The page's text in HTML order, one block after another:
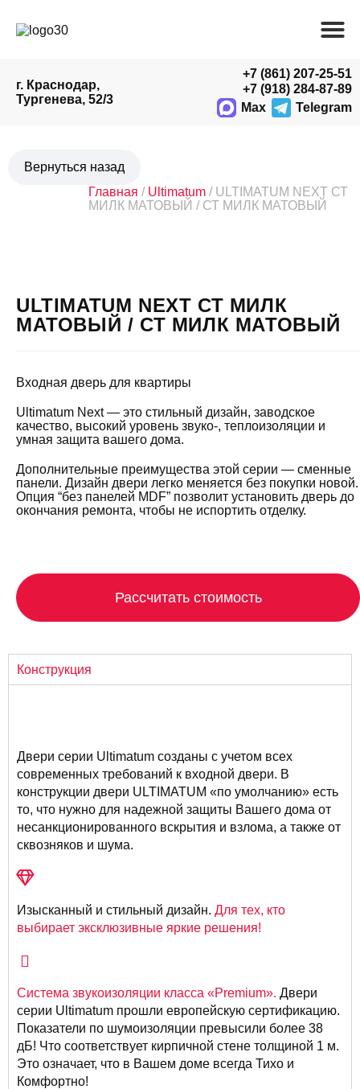
г. Краснодар,
Тургенева, 52/3
+7 (861) 207-25-51
+7 (918) 284-87-89
Max
Telegram
Главная / Ultimatum / ULTIMATUM NEXT СТ
МИЛК МАТОВЫЙ / СТ МИЛК МАТОВЫЙ
ULTIMATUM NEXT СТ МИЛК
МАТОВЫЙ / СТ МИЛК МАТОВЫЙ
Входная дверь для квартиры
Ultimatum Next — это стильный дизайн, заводское
качество, высокий уровень звуко-, теплоизоляции и
умная защита вашего дома.
Дополнительные преимущества этой серии — сменные
панели. Дизайн двери легко меняется без покупки новой.
Опция “без панелей MDF” позволит установить дверь до
окончания ремонта, чтобы не испортить отделку.
Рассчитать стоимость
Конструкция
Двери серии Ultimatum созданы с учетом всех
современных требований к входной двери. В
конструкции двери ULTIMATUM «по умолчанию» есть
то, что нужно для надежной защиты Вашего дома от
несанкционированного вскрытия и взлома, а также от
сквозняков и шума.
Изысканный и стильный дизайн. Для тех, кто
выбирает эксклюзивные яркие решения!
Система звукоизоляции класса «Premium». Двери
серии Ultimatum прошли европейскую сертификацию.
Показатели по шумоизоляции превысили более 38
дБ! Что соответствует кирпичной стене толщиной 1 м.
Это означает, что в Вашем доме всегда Тихо и
Комфортно!